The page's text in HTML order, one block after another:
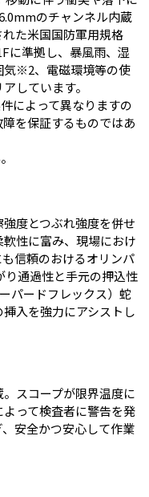
のチャンネル内蔵
た米国国防軍用規格
に準拠し、暴風雨、湿
気※2、電磁環境等の使
しています。
によって異なりますの
を保証するものではあ
度とつぶれ強度を併せ
性に富み、現場におけ
信頼のおけるオリンパ
り通過性と手元の押込性
パードフレックス）蛇
入を強力にアシストし
スコープが限界温度に
って検査者に警告を発
安全かつ安心して作業